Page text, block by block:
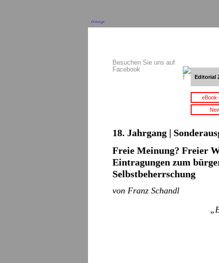
Anzeige
Besuchen Sie uns auf
Facebook
Editorial
18. Jahrgang |
Freie Meinung? Freier
Eintragungen zum
Selbstbeherrschung
von Franz Schandl
„